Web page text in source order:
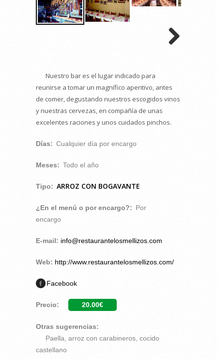
Nuestro bar es el lugar indicado para
reunirse a tomar un magnífico aperitivo, antes
de comer, degustando nuestros escogidos vinos
y nuestras cervezas, en compañía de unas
excelentes raciones y unos cuidados pinchos.
Días: Cualquier día por encargo
Meses: Todo el año
Tipo: ARROZ CON BOGAVANTE
¿En el menú o por encargo?: Por
encargo
E-mail: info@restaurantelosmellizos.com
Web: http://www.restaurantelosmellizos.com/
Facebook
Precio: 20.00€
Otras sugerencias:
Paella, arroz con carabineros, cocido
castellano